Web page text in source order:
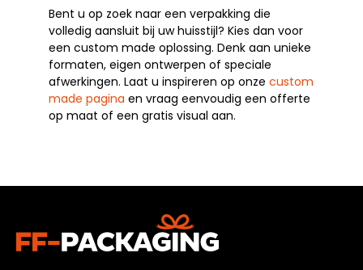
Bent u op zoek naar een verpakking die
volledig aansluit bij uw huisstijl? Kies dan voor
een custom made oplossing. Denk aan unieke
formaten, eigen ontwerpen of speciale
afwerkingen. Laat u inspireren op onze custom
made pagina en vraag eenvoudig een offerte
op maat of een gratis visual aan.